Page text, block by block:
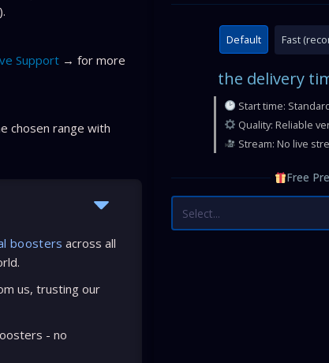
Support → for more
chosen range with
boosters across all
us, trusting our
- no
Default Fast
the delivery
Start time:
Quality: Reliable
Stream: No live
Free
Select...